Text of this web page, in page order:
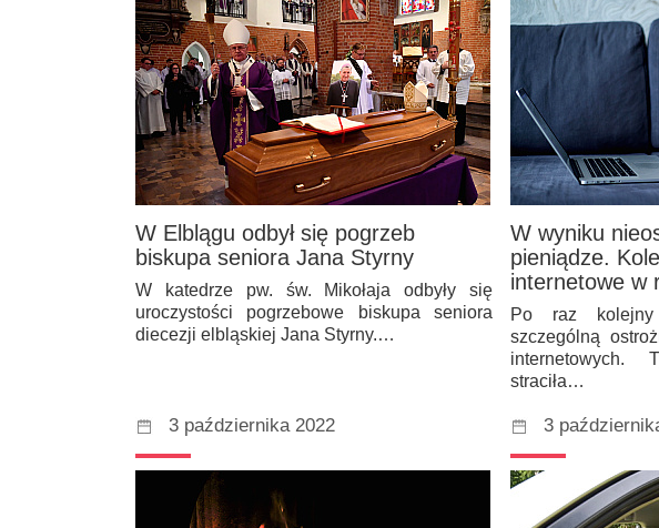
W Elblągu odbył się pogrzeb
biskupa seniora Jana Styrny
W katedrze pw. św. Mikołaja odbyły się
uroczystości pogrzebowe biskupa seniora
diecezji elbląskiej Jana Styrny.…
W wyniku
pieniądze.
internetowe w
Po raz
szczególną
internetowych.
straciła…
3 października 2022 3